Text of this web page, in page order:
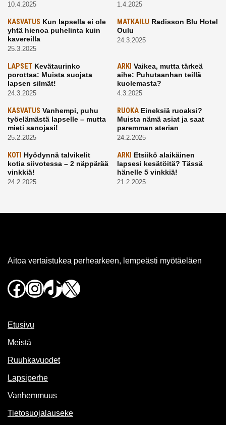
10.4.2025 1.4.2025
KASVATUS Kun lapsella ei ole
yhtä hienoa puhelinta kuin
kavereilla
25.3.2025
MATKAILU Radisson Blu Hotel
Oulu
24.3.2025
LAPSET Kevätaurinko
porottaa: Muista suojata
lapsen silmät!
24.3.2025
ARKI Vaikea, mutta tärkeä
aihe: Puhutaanhan teillä
kuolemasta?
4.3.2025
KASVATUS Vanhempi, puhu
työelämästä lapselle – mutta
mieti sanojasi!
25.2.2025
RUOKAEineksiä ruoaksi?
Muista nämä asiat ja saat
paremman aterian
24.2.2025
KOTI Hyödynnä talvikelit
kotia siivotessa – 2 näppärää
vinkkiä!
24.2.2025
ARKI Etsiikö alaikäinen
lapsesi kesätöitä? Tässä
hänelle 5 vinkkiä!
21.2.2025
Aitoa vertaistukea perhearkeen, lempeästi myötäeläen
Facebook
Instagram
TikTok
X
Etusivu
Meistä
Ruuhkavuodet
Lapsiperhe
Vanhemmuus
Tietosuojalauseke